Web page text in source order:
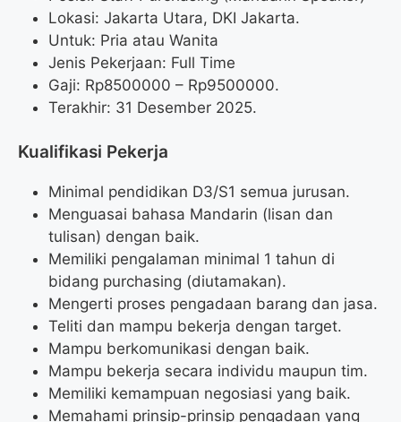
Lokasi: Jakarta Utara, DKI Jakarta.
Untuk: Pria atau Wanita
Jenis Pekerjaan: Full Time
Gaji: Rp8500000 – Rp9500000.
Terakhir: 31 Desember 2025.
Kualifikasi Pekerja
Minimal pendidikan D3/S1 semua jurusan.
Menguasai bahasa Mandarin (lisan dan
tulisan) dengan baik.
Memiliki pengalaman minimal 1 tahun di
bidang purchasing (diutamakan).
Mengerti proses pengadaan barang dan jasa.
Teliti dan mampu bekerja dengan target.
Mampu berkomunikasi dengan baik.
Mampu bekerja secara individu maupun tim.
Memiliki kemampuan negosiasi yang baik.
Memahami prinsip-prinsip pengadaan yang